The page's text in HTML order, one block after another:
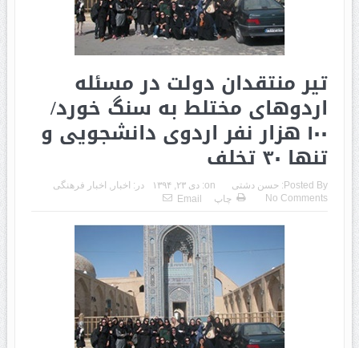
تیر منتقدان دولت در مسئله
اردوهای مختلط به سنگ خورد/
۱۰۰ هزار نفر اردوی دانشجویی و
تنها ۳۰ تخلف
Posted By: حسن دشتی on: دی ۲۳, ۱۳۹۴ در: اخبار , اخبار فرهنگی
No Comments
چاپ Email